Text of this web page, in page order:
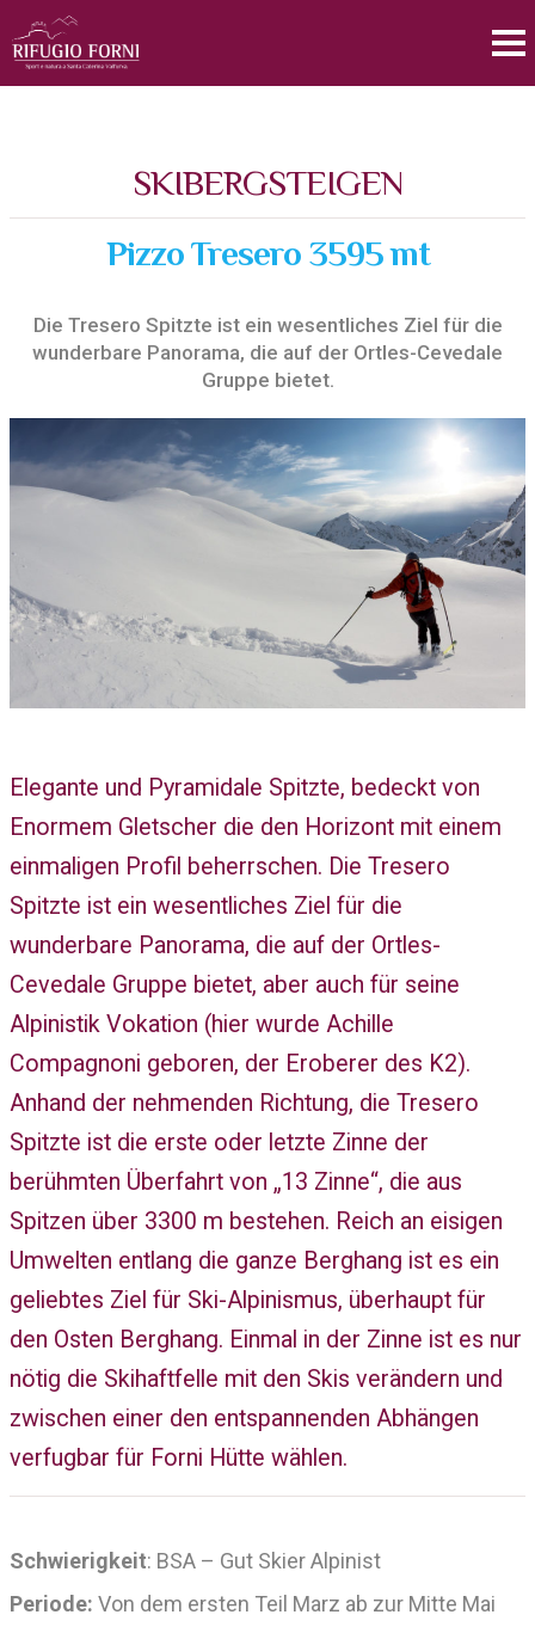
SKIBERGSTEIGEN
Pizzo Tresero 3595 mt
Die Tresero Spitzte ist ein wesentliches Ziel für die
wunderbare Panorama, die auf der Ortles-Cevedale
Gruppe bietet.
Elegante und Pyramidale Spitzte, bedeckt von
Enormem Gletscher die den Horizont mit einem
einmaligen Profil beherrschen. Die Tresero
Spitzte ist ein wesentliches Ziel für die
wunderbare Panorama, die auf der Ortles-
Cevedale Gruppe bietet, aber auch für seine
Alpinistik Vokation (hier wurde Achille
Compagnoni geboren, der Eroberer des K2).
Anhand der nehmenden Richtung, die Tresero
Spitzte ist die erste oder letzte Zinne der
berühmten Überfahrt von „13 Zinne“, die aus
Spitzen über 3300 m bestehen. Reich an eisigen
Umwelten entlang die ganze Berghang ist es ein
geliebtes Ziel für Ski-Alpinismus, überhaupt für
den Osten Berghang. Einmal in der Zinne ist es nur
nötig die Skihaftfelle mit den Skis verändern und
zwischen einer den entspannenden Abhängen
verfugbar für Forni Hütte wählen.
Schwierigkeit: BSA – Gut Skier Alpinist
Periode: Von dem ersten Teil Marz ab zur Mitte Mai